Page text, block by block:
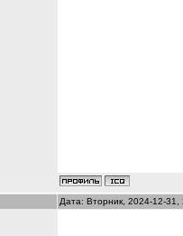
Дата: Вторник, 2024-12-